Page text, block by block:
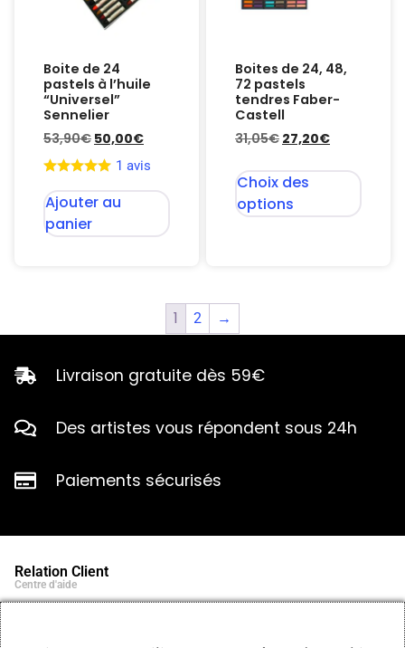
Boite de 24
pastels à l’huile
“Universel”
Sennelier
53,90€ 50,00€
1 avis
Ajouter au
panier
Boites de 24, 48,
72 pastels
tendres Faber-
Castell
31,05€ 27,20€
Choix des
options
1 2 →
Livraison gratuite dès 59€
Des artistes vous répondent sous 24h
Paiements sécurisés
Relation Client
Centre d'aide